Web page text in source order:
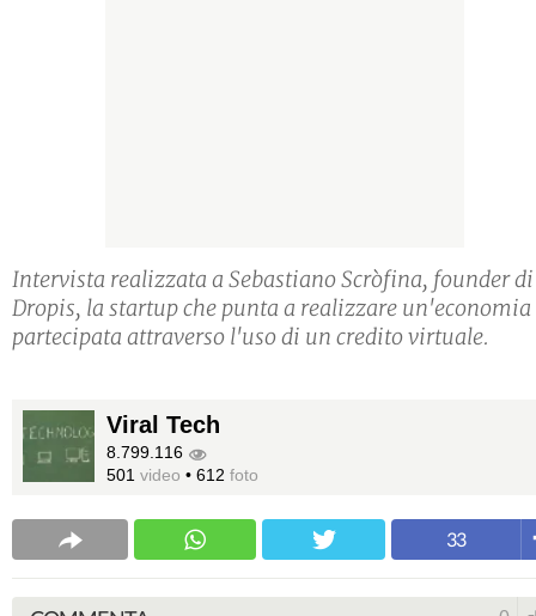
Intervista realizzata a Sebastiano Scròfina, founder di
Dropis, la startup che punta a realizzare un'economia
partecipata attraverso l'uso di un credito virtuale.
Viral Tech
8.799.116
501 video • 612 foto
33